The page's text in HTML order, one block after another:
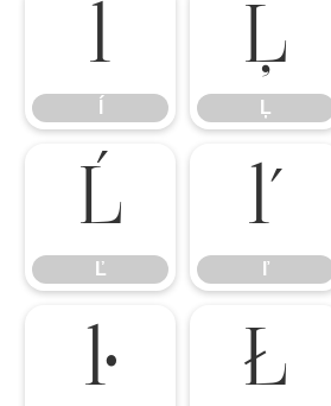
ĺ Ļ
Ļ
Ľ
Ľ
ľ
ľ
ŀ Ł